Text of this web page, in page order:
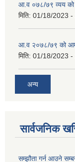
आ.व ०७८/७९ व्यय को
मिति: 01/18/2023 -
आ.व २०७८/७९ को
मिति: 01/18/2023 -
अन्य
सार्वजनिक
सम्झौता गर्न आउने